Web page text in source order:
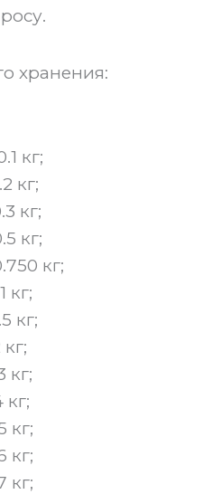
хранения:
кг;
кг;
кг;
кг;
кг;
кг;
кг;
кг;
кг;
кг;
кг;
кг;